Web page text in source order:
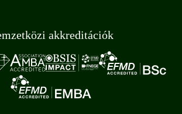
akkreditációk